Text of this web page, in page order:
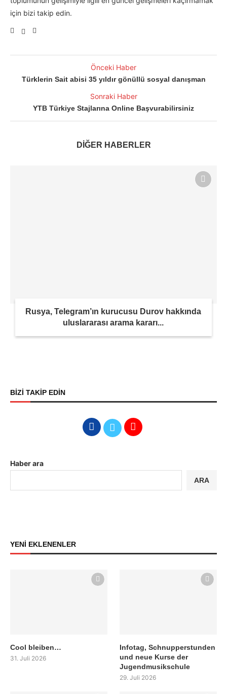
için bizi takip edin.
Önceki Haber
Türklerin Sait abisi 35 yıldır gönüllü sosyal danışman
Sonraki Haber
YTB Türkiye Stajlarına Online Başvurabilirsiniz
DİĞER HABERLER
Rusya, Telegram’ın kurucusu Durov hakkında
uluslararası arama kararı...
BİZİ TAKİP EDİN
Haber ara
ARA
YENİ EKLENENLER
Cool bleiben…
31. Juli 2026
Infotag, Schnupperstunden
und neue Kurse der
Jugendmusikschule
29. Juli 2026